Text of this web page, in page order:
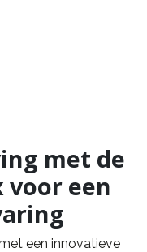
met de
voor een
een innovatieve